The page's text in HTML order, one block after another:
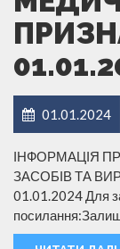
01.01.2024
ІНФОРМАЦІЯ
ЗАСОБІВ ТА
01.01.2024 Для